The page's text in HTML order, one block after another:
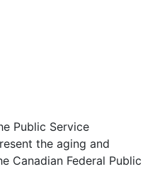
Public Service
the aging and
Canadian Federal Public